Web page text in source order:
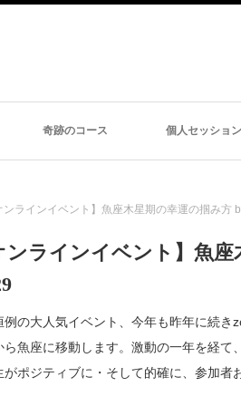
奇跡のコース 個人セッション
ンラインイベント】魚座木星期の幸運の掴み方
ンラインイベント】魚
例の大人気イベント、今年も昨年に続
ら魚座に移動します。激動の一年を経
がポジティブに・そして的確に、参加者